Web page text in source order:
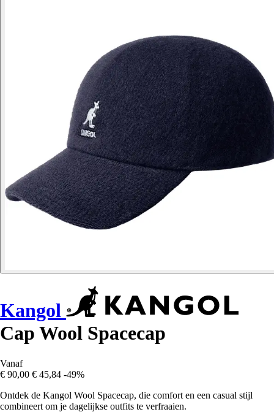
Kangol
Cap Wool Spacecap
Vanaf
€ 90,00 € 45,84 -49%
Ontdek de Kangol Wool Spacecap, die comfort en een casual stijl
combineert om je dagelijkse outfits te verfraaien.